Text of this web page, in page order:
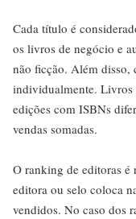
Cada título é
os livros de negócio e
não ficção. Além disso,
individualmente.
edições com ISBNs
vendas somadas.
O ranking de editoras é
editora ou selo coloca
vendidos. No caso dos